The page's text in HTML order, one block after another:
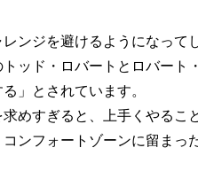
レンジを避けるようになって
ッド・ロバートとロバート
」とされています。
めすぎると、上手くやるこ
ンフォートゾーンに留まっ